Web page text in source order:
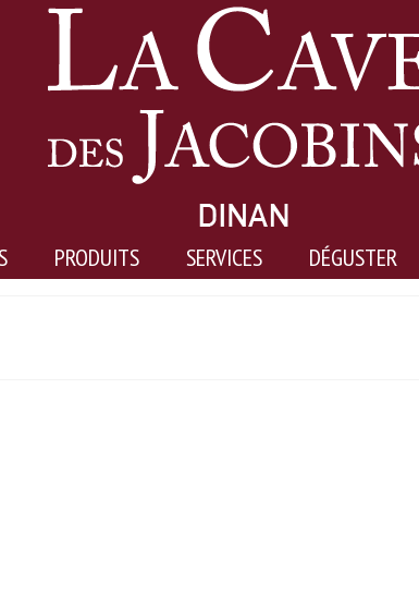
PRODUITS SERVICES DÉGUSTER